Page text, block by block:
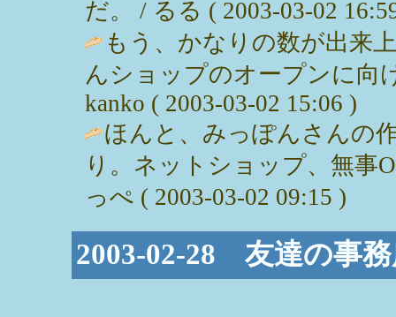
だ。 / るる ( 2003-03-02
もう、かなりの数が出来
んショップのオープンに向
kanko ( 2003-03-02 15:06 )
ほんと、みっぽんさんの
り。ネットショップ、無事
っぺ ( 2003-03-02 09:15 )
2003-02-28 友達の事